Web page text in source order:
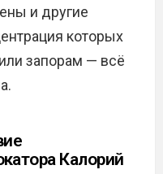
и другие
которых
запорам — всё
Калорий